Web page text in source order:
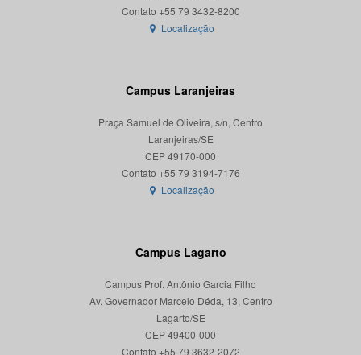
Localização
Campus Laranjeiras
Praça Samuel de Oliveira, s/n, Centro
Laranjeiras/SE
CEP 49170-000
Localização
Campus Lagarto
Campus Prof. Antônio Garcia Filho
Av. Governador Marcelo Déda, 13, Centro
Lagarto/SE
CEP 49400-000